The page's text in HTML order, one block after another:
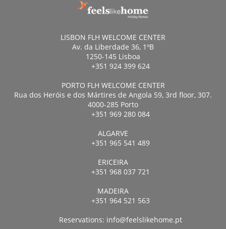
LISBON FLH WELCOME CENTER
Av. da Liberdade 36, 1ºB
1250-145 Lisboa
+351 924 399 624
PORTO FLH WELCOME CENTER
Rua dos Heróis e dos Mártires de Angola 59, 3rd floor, 307.
4000-285 Porto
+351 969 280 084
ALGARVE
+351 965 541 489
ERICEIRA
+351 968 037 721
MADEIRA
+351 964 521 563
Reservations: info@feelslikehome.pt